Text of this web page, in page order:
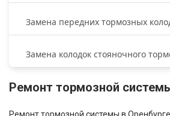
Замена передних тормозных
Замена колодок стояночного
Ремонт тормозной
Ремонт тормозной системы в